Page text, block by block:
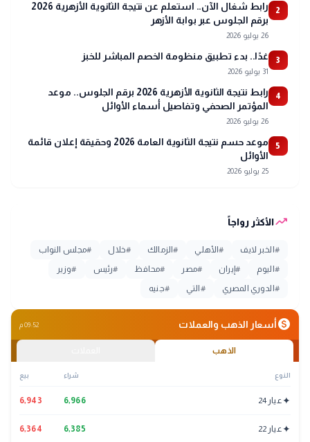
2
رابط شغال الآن.. استعلم عن نتيجة الثانوية الأزهرية 2026
برقم الجلوس عبر بوابة الأزهر
26 يوليو 2026
3 غدًا.. بدء تطبيق منظومة الخصم المباشر للخبز
31 يوليو 2026
4
رابط نتيجة الثانوية الأزهرية 2026 برقم الجلوس.. موعد
المؤتمر الصحفي وتفاصيل أسماء الأوائل
26 يوليو 2026
5
موعد حسم نتيجة الثانوية العامة 2026 وحقيقة إعلان قائمة
الأوائل
25 يوليو 2026
trending_upالأكثر رواجاً
# الخبر لايف #الأهلي #الزمالك #خلال #مجلس النواب
# اليوم # إيران #مصر #محافظ #رئيس #وزير
# الدوري المصري # التي #جنيه
monetization_onأسعار الذهب والعملات 09:52 م
الذهب
النوع شراء بيع
✦عيار 24 6,966
6,943
✦عيار 22 6,385
6,364